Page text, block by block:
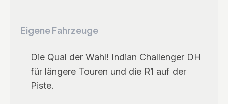
Eigene Fahrzeuge
Die Qual der Wahl! Indian Challenger DH
für längere Touren und die R1 auf der
Piste.